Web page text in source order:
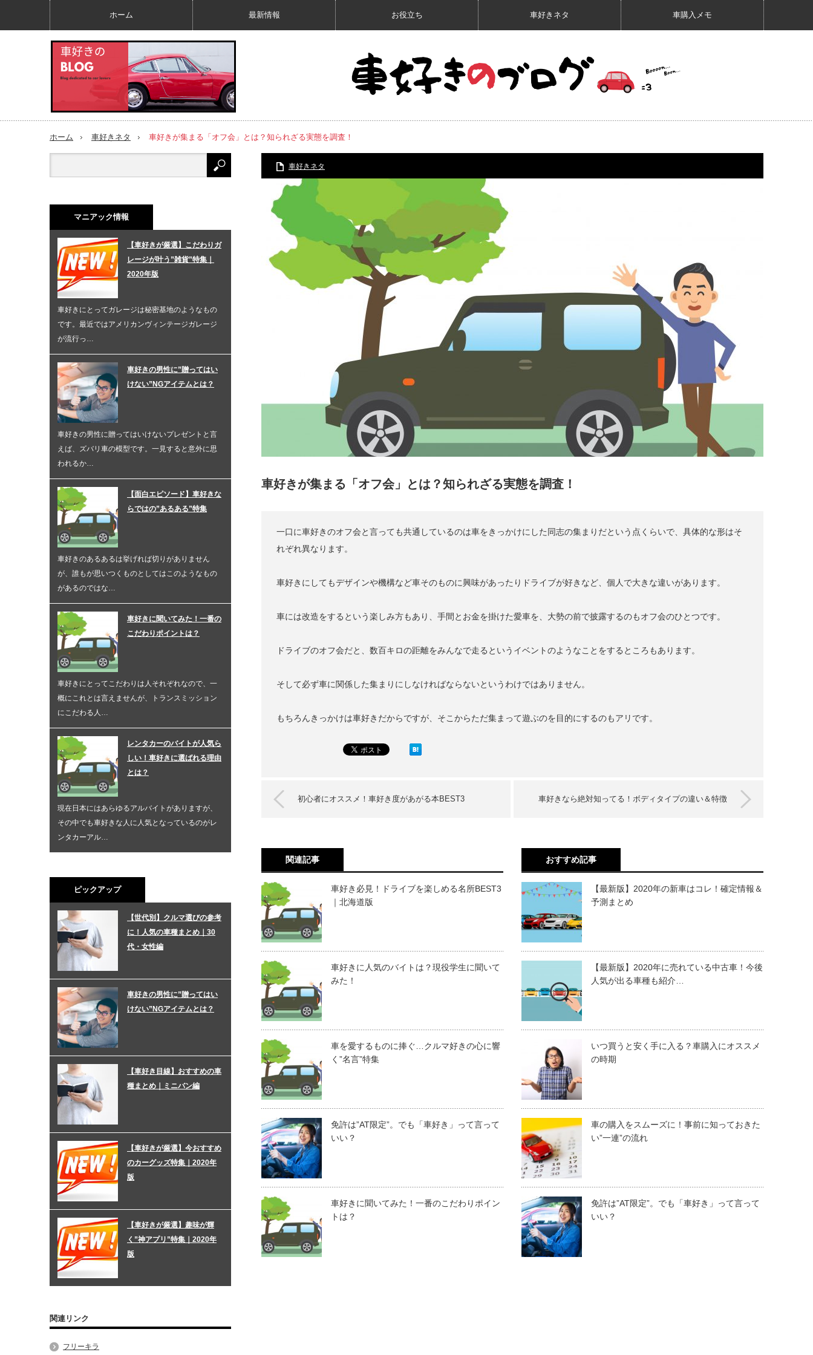
ホーム 最新情報 お役立ち 車好きネタ 車購入メモ
ホーム 車好きネタ 車好きが集まる「オフ会」とは？知られざる実態を調査！
車好きネタ
車好きが集まる「オフ会」とは？知られざる実態を調査！
一口に車好きのオフ会と言っても共通しているのは車をきっかけにした同志の集まりだという点くらいで、具体的な形はそ
れぞれ異なります。
車好きにしてもデザインや機構など車そのものに興味があったりドライブが好きなど、個人で大きな違いがあります。
車には改造をするという楽しみ方もあり、手間とお金を掛けた愛車を、大勢の前で披露するのもオフ会のひとつです。
ドライブのオフ会だと、数百キロの距離をみんなで走るというイベントのようなことをするところもあります。
そして必ず車に関係した集まりにしなければならないというわけではありません。
もちろんきっかけは車好きだからですが、そこからただ集まって遊ぶのを目的にするのもアリです。
初心者にオススメ！車好き度があがる本BEST3 車好きなら絶対知ってる！ボディタイプの違い＆特徴
関連記事
車好き必見！ドライブを楽しめる名所BEST3
｜北海道版
車好きに人気のバイトは？現役学生に聞いて
みた！
車を愛するものに捧ぐ…クルマ好きの心に響
く”名言”特集
免許は”AT限定”。でも「車好き」って言って
いい？
車好きに聞いてみた！一番のこだわりポイン
トは？
おすすめ記事
【最新版】2020年の新車はコレ！確定情報＆
予測まとめ
【最新版】2020年に売れている中古車！今後
人気が出る車種も紹介…
いつ買うと安く手に入る？車購入にオススメ
の時期
車の購入をスムーズに！事前に知っておきた
い”一連”の流れ
免許は”AT限定”。でも「車好き」って言って
いい？
マニアック情報
【車好きが厳選】こだわりガ
レージが叶う”雑貨”特集｜
2020年版
車好きにとってガレージは秘密基地のようなもの
です。最近ではアメリカンヴィンテージガレージ
が流行っ…
車好きの男性に”贈ってはい
けない”NGアイテムとは？
車好きの男性に贈ってはいけないプレゼントと言
えば、ズバリ車の模型です。一見すると意外に思
われるか…
【面白エピソード】車好きな
らではの”あるある”特集
車好きのあるあるは挙げれば切りがありません
が、誰もが思いつくものとしてはこのようなもの
があるのではな…
車好きに聞いてみた！一番の
こだわりポイントは？
車好きにとってこだわりは人それぞれなので、一
概にこれとは言えませんが、トランスミッション
にこだわる人…
レンタカーのバイトが人気ら
しい！車好きに選ばれる理由
とは？
現在日本にはあらゆるアルバイトがありますが、
その中でも車好きな人に人気となっているのがレ
ンタカーアル…
ピックアップ
【世代別】クルマ選びの参考
に！人気の車種まとめ｜30
代・女性編
車好きの男性に”贈ってはい
けない”NGアイテムとは？
【車好き目線】おすすめの車
種まとめ｜ミニバン編
【車好きが厳選】今おすすめ
のカーグッズ特集｜2020年
版
【車好きが厳選】趣味が輝
く”神アプリ”特集｜2020年
版
関連リンク
フリーキラ